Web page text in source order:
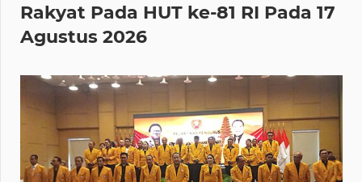
Rakyat Pada HUT ke-81 RI Pada 17
Agustus 2026